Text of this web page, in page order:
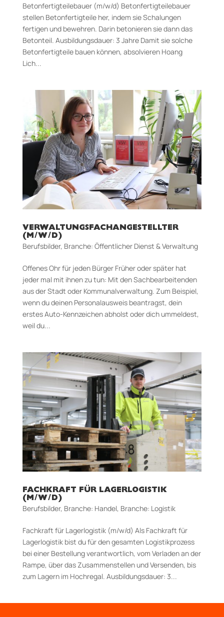
Betonfertigteilebauer (m/w/d) Betonfertigteilebauer
stellen Betonfertigteile her, indem sie Schalungen
fertigen und bewehren. Darin betonieren sie dann das
Betonteil. Aus­bildungs­dauer: 3 Jahre Damit sie solche
Betonfertigteile bauen können, absolvieren Hoang
Lich...
VERWALTUNGSFACHANGESTELLTER
(M/W/D)
Berufsbilder, Branche: Öffentlicher Dienst & Verwaltung
Offenes Ohr für jeden Bürger Früher oder später hat
jeder mal mit ihnen zu tun: Mit den Sachbearbeitenden
aus der Stadt­ oder Kommunalverwaltung. Zum Beispiel,
wenn du deinen Personalausweis beantragst, dein
erstes Auto-Kennzeichen abholst oder dich ummeldest,
weil du...
FACHKRAFT FÜR LAGERLOGISTIK
(M/W/D)
Berufsbilder, Branche: Handel, Branche: Logistik
Fachkraft für Lagerlogistik (m/w/d) Als Fachkraft für
Lagerlogistik bist du für den gesamten Logistikprozess
bei einer Bestellung verantwortlich, vom Verladen an der
Rampe, über das Zusammenstellen und Versenden, bis
zum Lagern im Hochregal. Aus­bildungs­dauer: 3...